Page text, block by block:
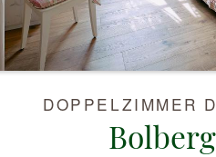
DOPPELZIMMER
Bolberg